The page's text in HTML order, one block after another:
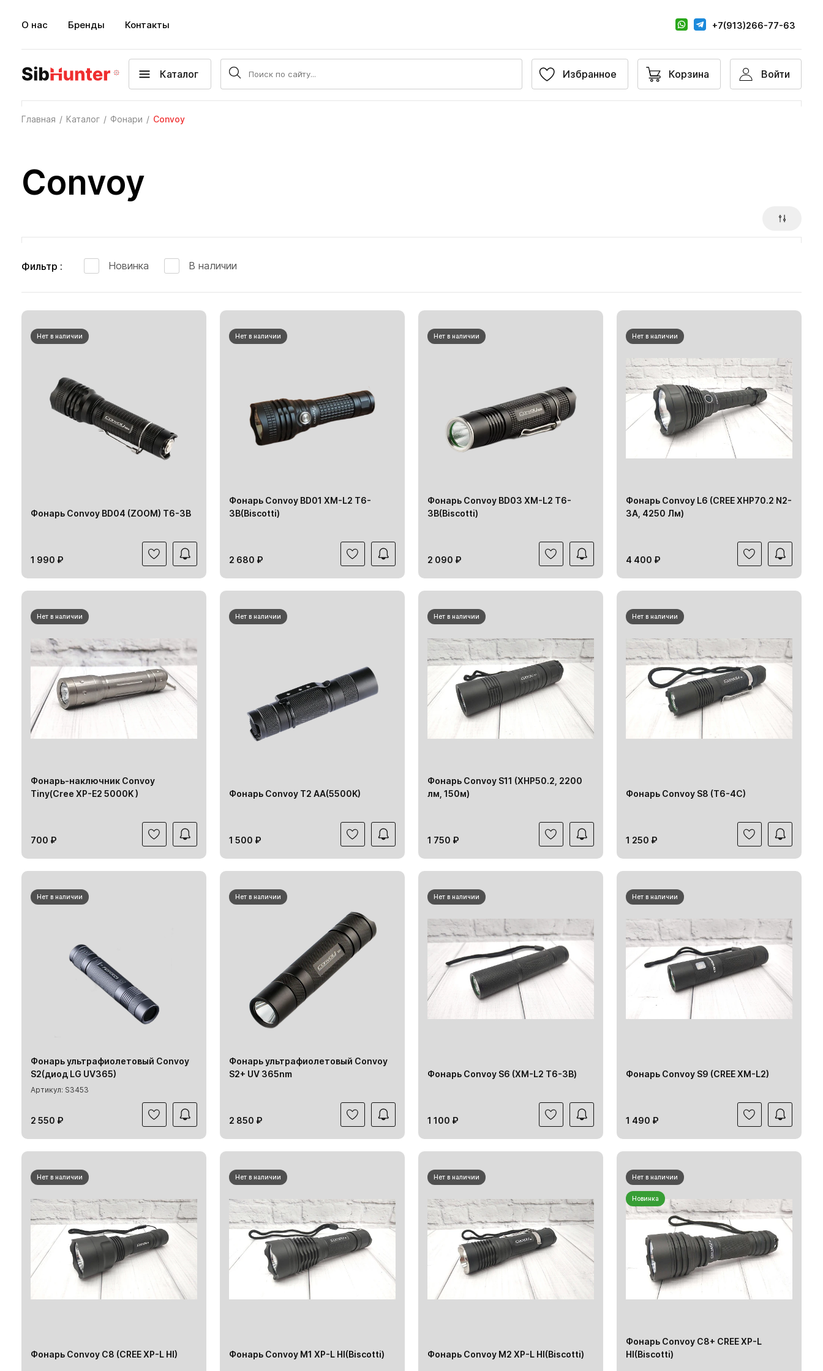
О нас Бренды Контакты +7(913)266-77-63
Каталог Избранное Корзина Войти
Главная Каталог Фонари Convoy
Convoy
Фильтр Новинка В наличии
Нет в наличии
Фонарь Convoy BD04 (ZOOM) T6-3В
1 990 ₽
Нет в наличии
Фонарь Convoy BD01 XM-L2 T6-
3В(Biscotti)
2 680 ₽
Нет в наличии
Фонарь Convoy BD03 XM-L2 T6-
3В(Biscotti)
2 090 ₽
Нет в наличии
Фонарь Convoy L6 (CREE XHP70.2 N2-
3A, 4250 Лм)
4 400 ₽
Нет в наличии
Фонарь-наключник Convoy
Tiny(Cree XP-E2 5000K )
700 ₽
Нет в наличии
Фонарь Convoy T2 AA(5500K)
1 500 ₽
Нет в наличии
Фонарь Convoy S11 (XHP50.2, 2200
лм, 150м)
1 750 ₽
Нет в наличии
Фонарь Convoy S8 (T6-4C)
1 250 ₽
Нет в наличии
Фонарь ультрафиолетовый Convoy
S2(диод LG UV365)
Артикул: S3453
2 550 ₽
Нет в наличии
Фонарь ультрафиолетовый Convoy
S2+ UV 365nm
2 850 ₽
Нет в наличии
Фонарь Convoy S6 (XM-L2 T6-3В)
1 100 ₽
Нет в наличии
Фонарь Convoy S9 (CREE XM-L2)
1 490 ₽
Нет в наличии
Фонарь Convoy C8 (CREE XP-L HI)
Нет в наличии
Фонарь Convoy M1 XP-L HI(Biscotti)
Нет в наличии
Фонарь Convoy M2 XP-L HI(Biscotti)
Нет в наличии
Новинка
Фонарь Convoy C8+ CREE XP-L
HI(Biscotti)